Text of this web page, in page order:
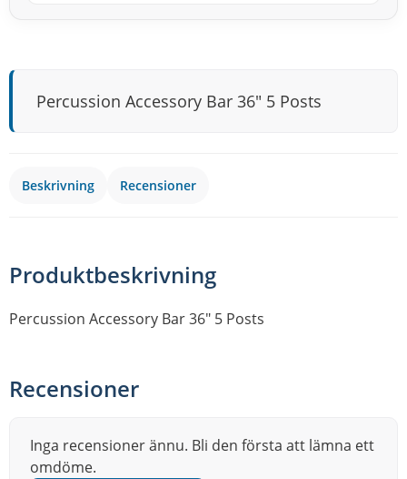
Percussion Accessory Bar 36″ 5 Posts
Beskrivning Recensioner
Produktbeskrivning
Percussion Accessory Bar 36″ 5 Posts
Recensioner
Inga recensioner ännu. Bli den första att lämna ett
omdöme.